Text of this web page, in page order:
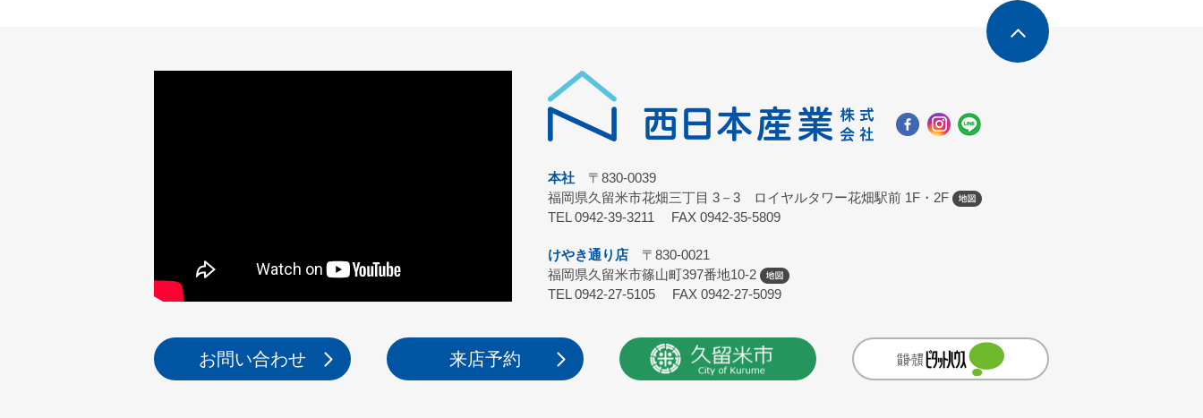
本社 〒830-0039
福岡県久留米市花畑三丁目 3－3 ロイヤルタワー花畑駅前 1F・2F
TEL 0942-39-3211 FAX 0942-35-5809
けやき通り店 〒830-0021
福岡県久留米市篠山町397番地10-2
TEL 0942-27-5105 FAX 0942-27-5099
お問い合わせ 来店予約